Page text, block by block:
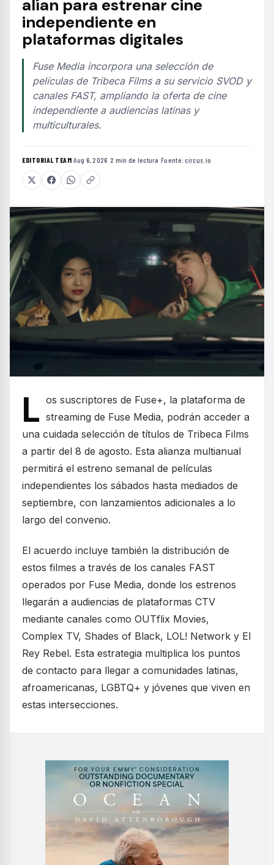
alían para estrenar cine
independiente en
plataformas digitales
Fuse Media incorpora una selección de
películas de Tribeca Films a su servicio SVOD y
canales FAST, ampliando la oferta de cine
independiente a audiencias latinas y
multiculturales.
EDITORIAL TEAM·Aug 6, 2026 ·2 min de lectura ·Fuente:circus.io
L os suscriptores de Fuse+, la plataforma de
streaming de Fuse Media, podrán acceder a
una cuidada selección de títulos de Tribeca Films
a partir del 8 de agosto. Esta alianza multianual
permitirá el estreno semanal de películas
independientes los sábados hasta mediados de
septiembre, con lanzamientos adicionales a lo
largo del convenio.
El acuerdo incluye también la distribución de
estos filmes a través de los canales FAST
operados por Fuse Media, donde los estrenos
llegarán a audiencias de plataformas CTV
mediante canales como OUTflix Movies,
Complex TV, Shades of Black, LOL! Network y El
Rey Rebel. Esta estrategia multiplica los puntos
de contacto para llegar a comunidades latinas,
afroamericanas, LGBTQ+ y jóvenes que viven en
estas intersecciones.